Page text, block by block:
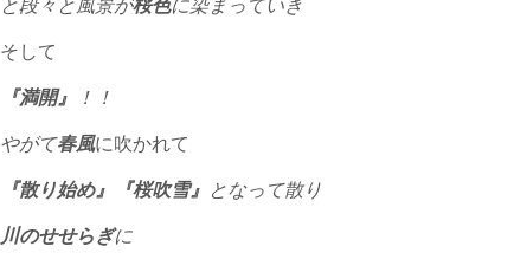
と段々と風景が桜色に染まっていき
そして
『満開』 ！！
やがて春風に吹かれて
『散り始め』『桜吹雪』 となって散り
川のせせらぎに